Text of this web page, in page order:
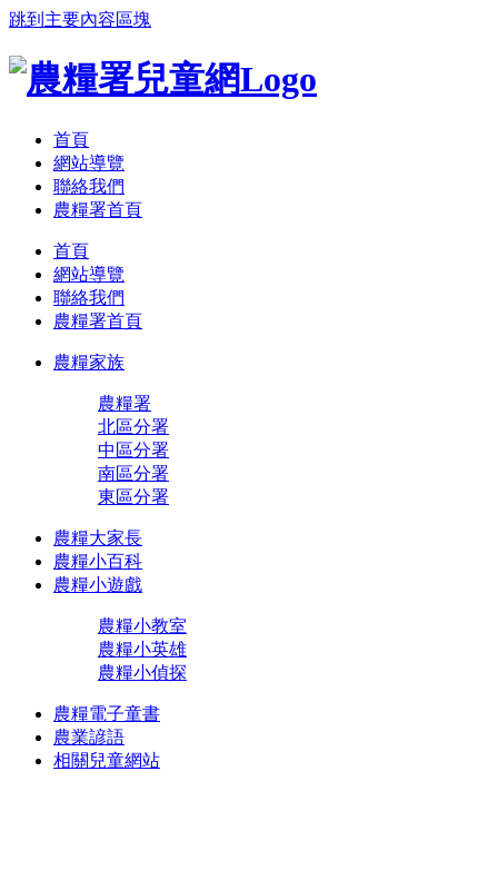
跳到主要內容區塊
:::
首頁
網站導覽
聯絡我們
農糧署首頁
首頁
網站導覽
聯絡我們
農糧署首頁
農糧家族
農糧署
北區分署
中區分署
南區分署
東區分署
農糧大家長
農糧小百科
農糧小遊戲
農糧小教室
農糧小英雄
農糧小偵探
農糧電子童書
農業諺語
相關兒童網站